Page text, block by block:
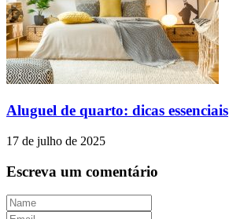
Aluguel de quarto: dicas essenciais
17 de julho de 2025
Escreva um comentário